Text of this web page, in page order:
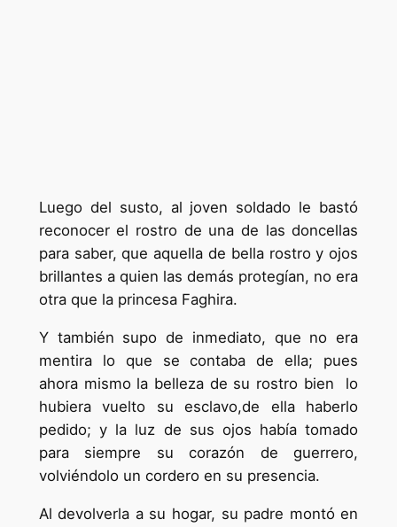
Luego del susto, al joven soldado le bastó
reconocer el rostro de una de las doncellas
para saber, que aquella de bella rostro y ojos
brillantes a quien las demás protegían, no era
otra que la princesa Faghira.
Y también supo de inmediato, que no era
mentira lo que se contaba de ella; pues
ahora mismo la belleza de su rostro bien lo
hubiera vuelto su esclavo,de ella haberlo
pedido; y la luz de sus ojos había tomado
para siempre su corazón de guerrero,
volviéndolo un cordero en su presencia.
Al devolverla a su hogar, su padre montó en